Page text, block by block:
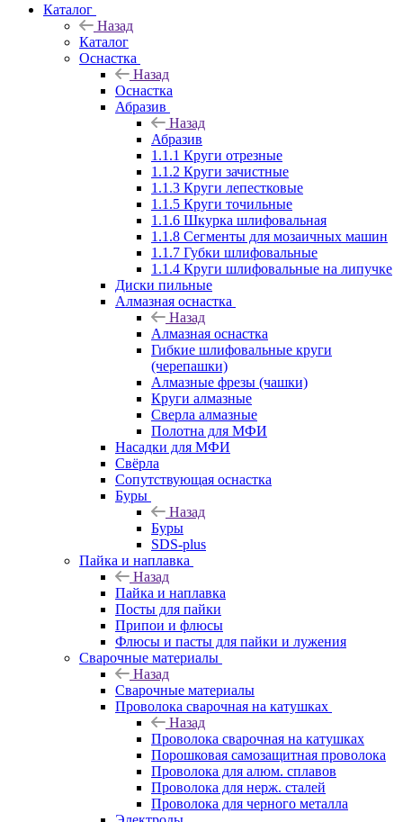
Каталог
Назад
Каталог
Оснастка
Назад
Оснастка
Абразив
Назад
Абразив
1.1.1 Круги отрезные
1.1.2 Круги зачистные
1.1.3 Круги лепестковые
1.1.5 Круги точильные
1.1.6 Шкурка шлифовальная
1.1.8 Сегменты для мозаичных машин
1.1.7 Губки шлифовальные
1.1.4 Круги шлифовальные на липучке
Диски пильные
Алмазная оснастка
Назад
Алмазная оснастка
Гибкие шлифовальные круги
(черепашки)
Алмазные фрезы (чашки)
Круги алмазные
Сверла алмазные
Полотна для МФИ
Насадки для МФИ
Свёрла
Сопутствующая оснастка
Буры
Назад
Буры
SDS-plus
Пайка и наплавка
Назад
Пайка и наплавка
Посты для пайки
Припои и флюсы
Флюсы и пасты для пайки и лужения
Сварочные материалы
Назад
Сварочные материалы
Проволока сварочная на катушках
Назад
Проволока сварочная на катушках
Порошковая самозащитная проволока
Проволока для алюм. сплавов
Проволока для нерж. сталей
Проволока для черного металла